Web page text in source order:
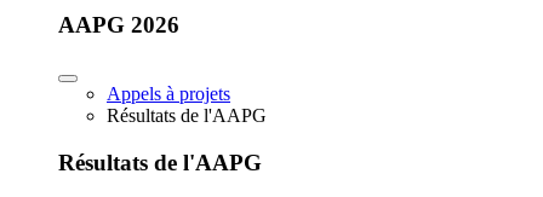
AAPG 2026
Appels à projets
Résultats de l'AAPG
Résultats de l'AAPG